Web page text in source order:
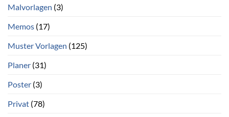
Malvorlagen (3)
Memos (17)
Muster Vorlagen (125)
Planer (31)
Poster (3)
Privat (78)